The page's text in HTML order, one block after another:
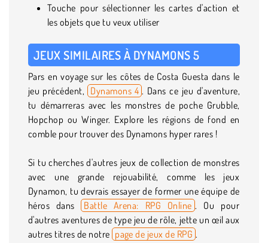
Touche pour sélectionner les cartes d'action et
les objets que tu veux utiliser
JEUX SIMILAIRES À DYNAMONS 5
Pars en voyage sur les côtes de Costa Guesta dans le
jeu précédent, Dynamons 4 . Dans ce jeu d'aventure,
tu démarreras avec les monstres de poche Grubble,
Hopchop ou Winger. Explore les régions de fond en
comble pour trouver des Dynamons hyper rares !
Si tu cherches d'autres jeux de collection de monstres
avec une grande rejouabilité, comme les jeux
Dynamon, tu devrais essayer de former une équipe de
héros dans Battle Arena: RPG Online . Ou pour
d'autres aventures de type jeu de rôle, jette un œil aux
autres titres de notre page de jeux de RPG .